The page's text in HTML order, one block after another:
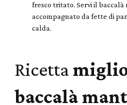
fresco tritato. Servi il baccalà
accompagnato da fette di
calda.
Ricetta
baccalà